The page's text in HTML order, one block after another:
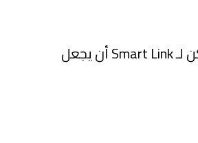
طوّر عملياتك مع وكيل ذكاء اصطناعي مُصمّم خصيصًا لمؤسستك. احجز استشارة مجانية مع خبرائنا اليوم واكتشف كيف يُمكن لـ Smart Link أن يجعل